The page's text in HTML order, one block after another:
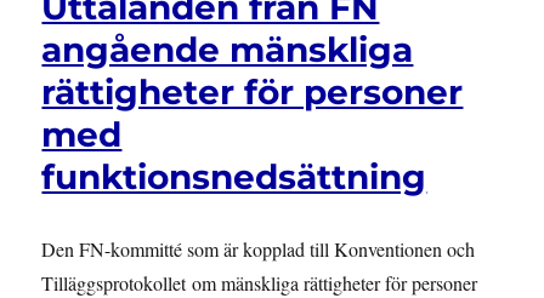
angående mänskliga
rättigheter för personer
med
funktionsnedsättning
Den FN-kommitté som är kopplad till Konventionen och
Tilläggsprotokollet om mänskliga rättigheter för personer